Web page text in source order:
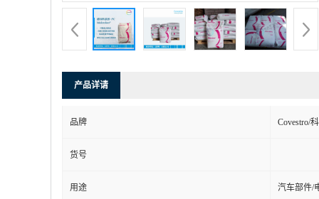
产品详请
品牌 Covestro/
货号
用途 汽车部件/